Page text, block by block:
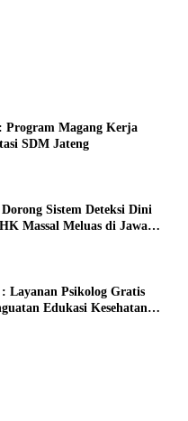
Program Magang Kerja
SDM Jateng
Sistem Deteksi Dini
Massal Meluas di Jawa
Layanan Psikolog Gratis
Edukasi Kesehatan